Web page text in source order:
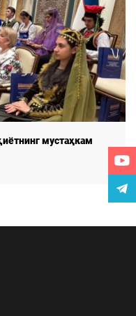
мустаҳкам